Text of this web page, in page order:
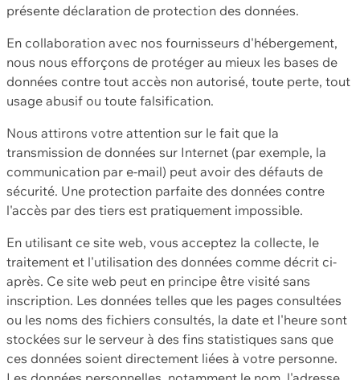
présente déclaration de protection des données.
En collaboration avec nos fournisseurs d'hébergement,
nous nous efforçons de protéger au mieux les bases de
données contre tout accès non autorisé, toute perte, tout
usage abusif ou toute falsification.
Nous attirons votre attention sur le fait que la
transmission de données sur Internet (par exemple, la
communication par e-mail) peut avoir des défauts de
sécurité. Une protection parfaite des données contre
l'accès par des tiers est pratiquement impossible.
En utilisant ce site web, vous acceptez la collecte, le
traitement et l'utilisation des données comme décrit ci-
après. Ce site web peut en principe être visité sans
inscription. Les données telles que les pages consultées
ou les noms des fichiers consultés, la date et l'heure sont
stockées sur le serveur à des fins statistiques sans que
ces données soient directement liées à votre personne.